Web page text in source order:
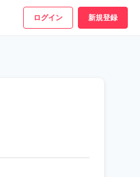
ログイン 新規登録